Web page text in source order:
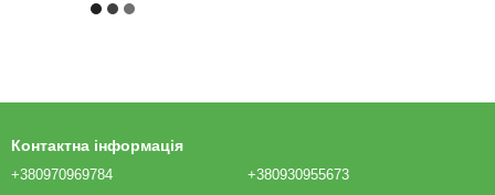
Контактна інформація
+380970969784
+380930955673